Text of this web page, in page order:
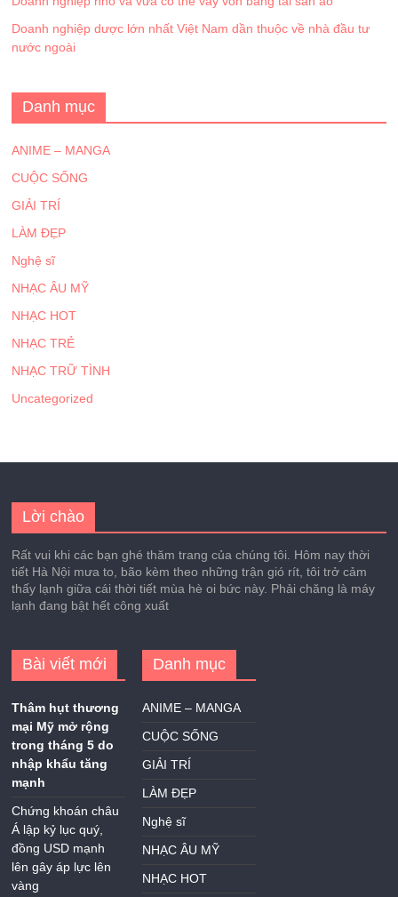
Doanh nghiệp dược lớn nhất Việt Nam dần thuộc về nhà đầu tư
nước ngoài
Danh mục
ANIME – MANGA
CUỘC SỐNG
GIẢI TRÍ
LÀM ĐẸP
Nghệ sĩ
NHẠC ÂU MỸ
NHẠC HOT
NHẠC TRẺ
NHẠC TRỮ TÌNH
Uncategorized
Lời chào
Rất vui khi các bạn ghé thăm trang của chúng tôi. Hôm nay thời
tiết Hà Nội mưa to, bão kèm theo những trận gió rít, tôi trở cảm
thấy lạnh giữa cái thời tiết mùa hè oi bức này. Phải chăng là máy
lạnh đang bật hết công xuất
Bài viết mới
Thâm hụt thương
mại Mỹ mở rộng
trong tháng 5 do
nhập khẩu tăng
mạnh
Chứng khoán châu
Á lập kỷ lục quý,
đồng USD mạnh
lên gây áp lực lên
vàng
Danh mục
ANIME – MANGA
CUỘC SỐNG
GIẢI TRÍ
LÀM ĐẸP
Nghệ sĩ
NHẠC ÂU MỸ
NHẠC HOT